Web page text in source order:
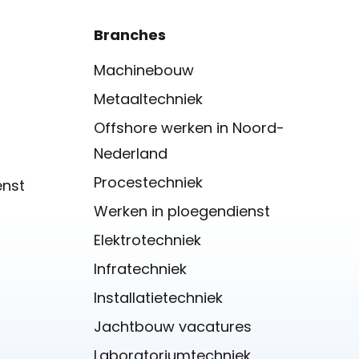
Branches
Machinebouw
Metaaltechniek
Offshore werken in Noord-
Nederland
Procestechniek
Werken in ploegendienst
Elektrotechniek
Infratechniek
Installatietechniek
Jachtbouw vacatures